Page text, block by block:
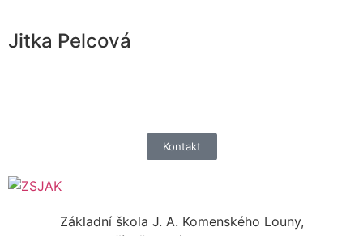
Jitka Pelcová
Kontakt
Základní škola J. A. Komenského Louny,